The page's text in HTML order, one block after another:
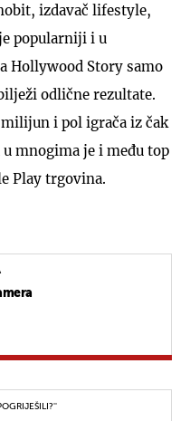
izdavač lifestyle,
popularniji i u
Hollywood Story samo
odlične rezultate.
milijun i pol igrača iz čak
u mnogima je i među top
Play trgovina.